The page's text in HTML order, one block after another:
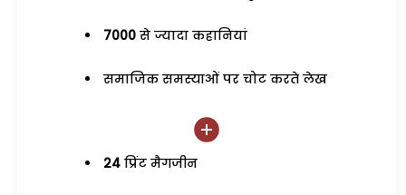
7000 से ज्यादा कहानियां
समाजिक समस्याओं पर चोट करते लेख
24 प्रिंट मैगजीन